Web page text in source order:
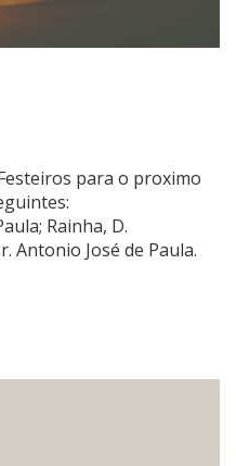
para o proximo
Rainha, D.
Antonio José de Paula.